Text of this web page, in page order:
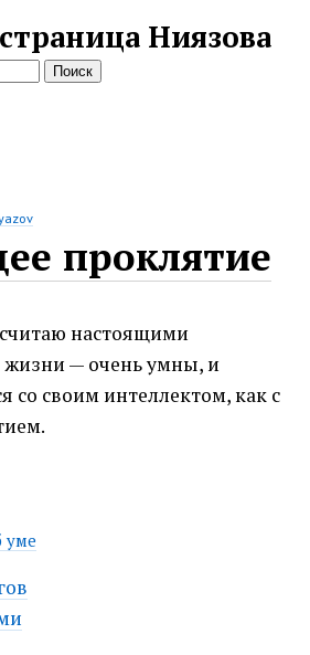
Ниязова
проклятие
настоящими
— очень умны, и
со своим интеллектом, как с
уме